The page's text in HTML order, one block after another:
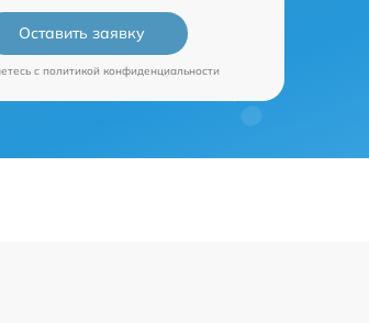
Оставить заявку
c политикой конфиденциальности